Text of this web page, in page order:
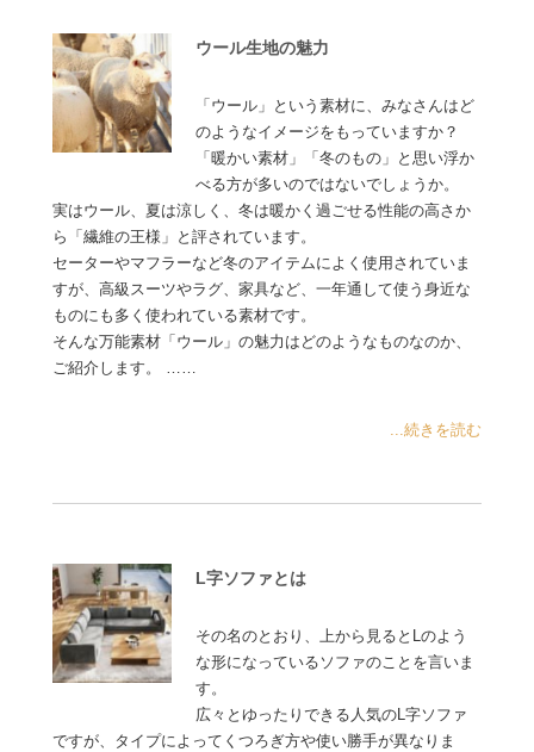
ウール生地の魅力
「ウール」という素材に、みなさんはど
のようなイメージをもっていますか？
「暖かい素材」「冬のもの」と思い浮か
べる方が多いのではないでしょうか。
実はウール、夏は涼しく、冬は暖かく過ごせる性能の高さか
ら「繊維の王様」と評されています。
セーターやマフラーなど冬のアイテムによく使用されていま
すが、高級スーツやラグ、家具など、一年通して使う身近な
ものにも多く使われている素材です。
そんな万能素材「ウール」の魅力はどのようなものなのか、
ご紹介します。 ……
...続きを読む
L字ソファとは
その名のとおり、上から見るとLのよう
な形になっているソファのことを言いま
す。
広々とゆったりできる人気のL字ソファ
ですが、タイプによってくつろぎ方や使い勝手が異なりま